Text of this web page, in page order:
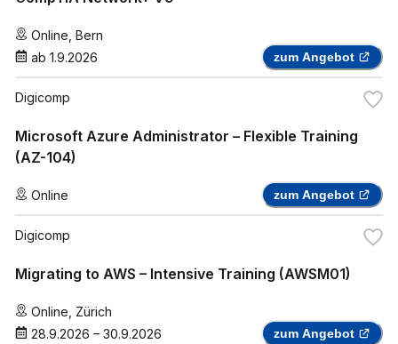
Online Bern
ab 1.9.2026 zum Angebot
Digicomp
Microsoft Azure Administrator – Flexible Training
(AZ-104)
Online zum Angebot
Digicomp
Migrating to AWS – Intensive Training (AWSM01)
Online Zürich
28.9.2026 – 30.9.2026 zum Angebot